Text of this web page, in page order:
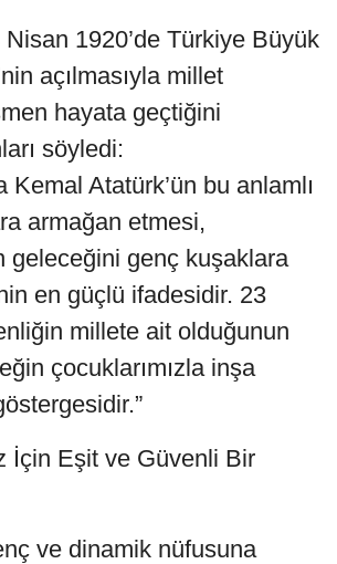
1920’de Türkiye Büyük
açılmasıyla millet
hayata geçtiğini
söyledi:
Kemal Atatürk’ün bu anlamlı
armağan etmesi,
geleceğini genç kuşaklara
en güçlü ifadesidir. 23
millete ait olduğunun
çocuklarımızla inşa
İçin Eşit ve Güvenli Bir
ve dinamik nüfusuna